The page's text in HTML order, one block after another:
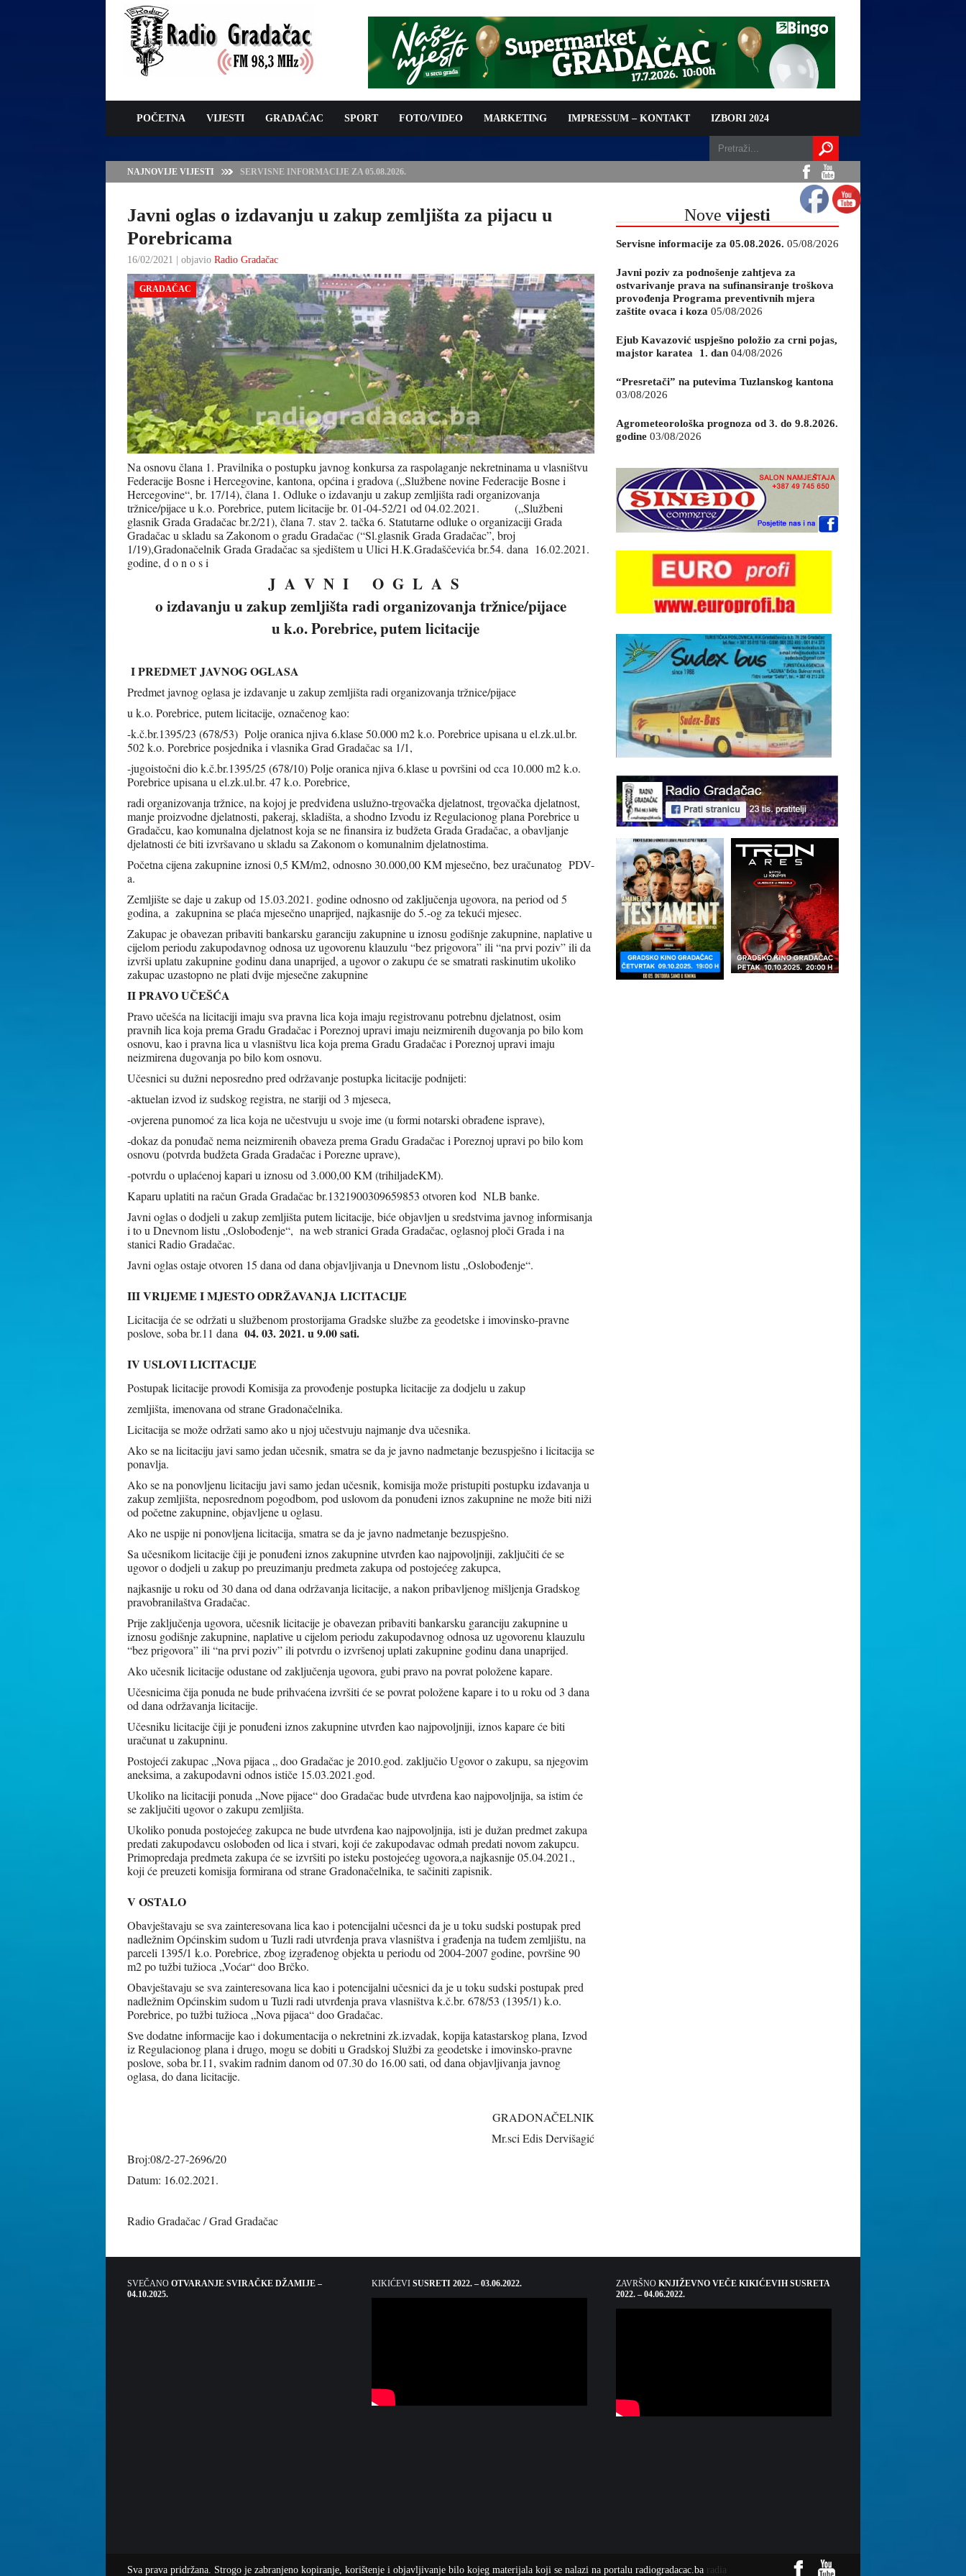
POČETNA VIJESTI GRADAČAC SPORT FOTO/VIDEO MARKETING IMPRESSUM – KONTAKT IZBORI 2024
NAJNOVIJE VIJESTI
JAVNI POZIV ZA PODNOŠENJE ZAHTJEVA ZA OSTVARIVANJE PRAVA NA
SUFINANSIRANJE TROŠKOVA PROVOĐENJA PROGRAMA PREVENTIVNIH MJERA
Javni oglas o izdavanju u zakup zemljišta za pijacu u
Porebricama
16/02/2021 | objavio Radio Gradačac
GRADAČAC
Na osnovu člana 1. Pravilnika o postupku javnog konkursa za raspolaganje nekretninama u vlasništvu
Federacije Bosne i Hercegovine, kantona, općina i gradova („Službene novine Federacije Bosne i
Hercegovine“, br. 17/14), člana 1. Odluke o izdavanju u zakup zemljišta radi organizovanja
tržnice/pijace u k.o. Porebrice, putem licitacije br. 01-04-52/21 od 04.02.2021. („Službeni
glasnik Grada Gradačac br.2/21), člana 7. stav 2. tačka 6. Statutarne odluke o organizaciji Grada
Gradačac u skladu sa Zakonom o gradu Gradačac (“Sl.glasnik Grada Gradačac”, broj
1/19),Gradonačelnik Grada Gradačac sa sjedištem u Ulici H.K.Gradaščevića br.54. dana 16.02.2021.
godine, d o n o s i
J A V N I O G L A S
o izdavanju u zakup zemljišta radi organizovanja tržnice/pijace
u k.o. Porebrice, putem licitacije
I PREDMET JAVNOG OGLASA
Predmet javnog oglasa je izdavanje u zakup zemljišta radi organizovanja tržnice/pijace
u k.o. Porebrice, putem licitacije, označenog kao:
-k.č.br.1395/23 (678/53) Polje oranica njiva 6.klase 50.000 m2 k.o. Porebrice upisana u el.zk.ul.br.
502 k.o. Porebrice posjednika i vlasnika Grad Gradačac sa 1/1,
-jugoistočni dio k.č.br.1395/25 (678/10) Polje oranica njiva 6.klase u površini od cca 10.000 m2 k.o.
Porebrice upisana u el.zk.ul.br. 47 k.o. Porebrice,
radi organizovanja tržnice, na kojoj je predviđena uslužno-trgovačka djelatnost, trgovačka djelatnost,
manje proizvodne djelatnosti, pakeraj, skladišta, a shodno Izvodu iz Regulacionog plana Porebrice u
Gradačcu, kao komunalna djelatnost koja se ne finansira iz budžeta Grada Gradačac, a obavljanje
djelatnosti će biti izvršavano u skladu sa Zakonom o komunalnim djelatnostima.
Početna cijena zakupnine iznosi 0,5 KM/m2, odnosno 30.000,00 KM mjesečno, bez uračunatog PDV-
a.
Zemljište se daje u zakup od 15.03.2021. godine odnosno od zaključenja ugovora, na period od 5
godina, a zakupnina se plaća mjesečno unaprijed, najkasnije do 5.-og za tekući mjesec.
Zakupac je obavezan pribaviti bankarsku garanciju zakupnine u iznosu godišnje zakupnine, naplative u
cijelom periodu zakupodavnog odnosa uz ugovorenu klauzulu “bez prigovora” ili “na prvi poziv” ili da
izvrši uplatu zakupnine godinu dana unaprijed, a ugovor o zakupu će se smatrati raskinutim ukoliko
zakupac uzastopno ne plati dvije mjesečne zakupnine
II PRAVO UČEŠĆA
Pravo učešća na licitaciji imaju sva pravna lica koja imaju registrovanu potrebnu djelatnost, osim
pravnih lica koja prema Gradu Gradačac i Poreznoj upravi imaju neizmirenih dugovanja po bilo kom
osnovu, kao i pravna lica u vlasništvu lica koja prema Gradu Gradačac i Poreznoj upravi imaju
neizmirena dugovanja po bilo kom osnovu.
Učesnici su dužni neposredno pred održavanje postupka licitacije podnijeti:
-aktuelan izvod iz sudskog registra, ne stariji od 3 mjeseca,
-ovjerena punomoć za lica koja ne učestvuju u svoje ime (u formi notarski obrađene isprave),
-dokaz da ponuđač nema neizmirenih obaveza prema Gradu Gradačac i Poreznoj upravi po bilo kom
osnovu (potvrda budžeta Grada Gradačac i Porezne uprave),
-potvrdu o uplaćenoj kapari u iznosu od 3.000,00 KM (trihiljadeKM).
Kaparu uplatiti na račun Grada Gradačac br.1321900309659853 otvoren kod NLB banke.
Javni oglas o dodjeli u zakup zemljišta putem licitacije, biće objavljen u sredstvima javnog informisanja
i to u Dnevnom listu „Oslobođenje“, na web stranici Grada Gradačac, oglasnoj ploči Grada i na
stanici Radio Gradačac.
Javni oglas ostaje otvoren 15 dana od dana objavljivanja u Dnevnom listu „Oslobođenje“.
III VRIJEME I MJESTO ODRŽAVANJA LICITACIJE
Licitacija će se održati u službenom prostorijama Gradske službe za geodetske i imovinsko-pravne
poslove, soba br.11 dana 04. 03. 2021. u 9.00 sati.
IV USLOVI LICITACIJE
Postupak licitacije provodi Komisija za provođenje postupka licitacije za dodjelu u zakup
zemljišta, imenovana od strane Gradonačelnika.
Licitacija se može održati samo ako u njoj učestvuju najmanje dva učesnika.
Ako se na licitaciju javi samo jedan učesnik, smatra se da je javno nadmetanje bezuspješno i licitacija se
ponavlja.
Ako se na ponovljenu licitaciju javi samo jedan učesnik, komisija može pristupiti postupku izdavanja u
zakup zemljišta, neposrednom pogodbom, pod uslovom da ponuđeni iznos zakupnine ne može biti niži
od početne zakupnine, objavljene u oglasu.
Ako ne uspije ni ponovljena licitacija, smatra se da je javno nadmetanje bezuspješno.
Sa učesnikom licitacije čiji je ponuđeni iznos zakupnine utvrđen kao najpovoljniji, zaključiti će se
ugovor o dodjeli u zakup po preuzimanju predmeta zakupa od postojećeg zakupca,
najkasnije u roku od 30 dana od dana održavanja licitacije, a nakon pribavljenog mišljenja Gradskog
pravobranilaštva Gradačac.
Prije zaključenja ugovora, učesnik licitacije je obavezan pribaviti bankarsku garanciju zakupnine u
iznosu godišnje zakupnine, naplative u cijelom periodu zakupodavnog odnosa uz ugovorenu klauzulu
“bez prigovora” ili “na prvi poziv” ili potvrdu o izvršenoj uplati zakupnine godinu dana unaprijed.
Ako učesnik licitacije odustane od zaključenja ugovora, gubi pravo na povrat položene kapare.
Učesnicima čija ponuda ne bude prihvaćena izvršiti će se povrat položene kapare i to u roku od 3 dana
od dana održavanja licitacije.
Učesniku licitacije čiji je ponuđeni iznos zakupnine utvrđen kao najpovoljniji, iznos kapare će biti
uračunat u zakupninu.
Postojeći zakupac „Nova pijaca „ doo Gradačac je 2010.god. zaključio Ugovor o zakupu, sa njegovim
aneksima, a zakupodavni odnos ističe 15.03.2021.god.
Ukoliko na licitaciji ponuda „Nove pijace“ doo Gradačac bude utvrđena kao najpovoljnija, sa istim će
se zaključiti ugovor o zakupu zemljišta.
Ukoliko ponuda postojećeg zakupca ne bude utvrđena kao najpovoljnija, isti je dužan predmet zakupa
predati zakupodavcu oslobođen od lica i stvari, koji će zakupodavac odmah predati novom zakupcu.
Primopredaja predmeta zakupa će se izvršiti po isteku postojećeg ugovora,a najkasnije 05.04.2021.,
koji će preuzeti komisija formirana od strane Gradonačelnika, te sačiniti zapisnik.
V OSTALO
Obavještavaju se sva zainteresovana lica kao i potencijalni učesnci da je u toku sudski postupak pred
nadležnim Općinskim sudom u Tuzli radi utvrđenja prava vlasništva i građenja na tuđem zemljištu, na
parceli 1395/1 k.o. Porebrice, zbog izgrađenog objekta u periodu od 2004-2007 godine, površine 90
m2 po tužbi tužioca „Voćar“ doo Brčko.
Obavještavaju se sva zainteresovana lica kao i potencijalni učesnici da je u toku sudski postupak pred
nadležnim Općinskim sudom u Tuzli radi utvrđenja prava vlasništva k.č.br. 678/53 (1395/1) k.o.
Porebrice, po tužbi tužioca „Nova pijaca“ doo Gradačac.
Sve dodatne informacije kao i dokumentacija o nekretnini zk.izvadak, kopija katastarskog plana, Izvod
iz Regulacionog plana i drugo, mogu se dobiti u Gradskoj Službi za geodetske i imovinsko-pravne
poslove, soba br.11, svakim radnim danom od 07.30 do 16.00 sati, od dana objavljivanja javnog
oglasa, do dana licitacije.
GRADONAČELNIK
Mr.sci Edis Dervišagić
Broj:08/2-27-2696/20
Datum: 16.02.2021.
Radio Gradačac / Grad Gradačac
Nove vijesti
Servisne informacije za 05.08.2026. 05/08/2026
Javni poziv za podnošenje zahtjeva za
ostvarivanje prava na sufinansiranje troškova
provođenja Programa preventivnih mjera
zaštite ovaca i koza 05/08/2026
Ejub Kavazović uspješno položio za crni pojas,
majstor karatea 1. dan 04/08/2026
“Presretači” na putevima Tuzlanskog kantona
03/08/2026
Agrometeorološka prognoza od 3. do 9.8.2026.
godine 03/08/2026
SVEČANO OTVARANJE SVIRAČKE DŽAMIJE –
04.10.2025.
KIKIĆEVI SUSRETI 2022. – 03.06.2022. ZAVRŠNO KNJIŽEVNO VEČE KIKIĆEVIH SUSRETA
2022. – 04.06.2022.
Sva prava pridržana. Strogo je zabranjeno kopiranje, korištenje i objavljivanje bilo kojeg materijala koji se nalazi na portalu radiogradacac.ba radia